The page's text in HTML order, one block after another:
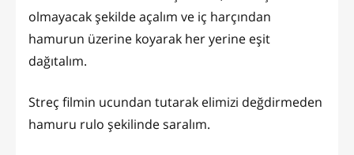
olmayacak şekilde açalım ve iç harçından
hamurun üzerine koyarak her yerine eşit
dağıtalım.
Streç filmin ucundan tutarak elimizi değdirmeden
hamuru rulo şekilinde saralım.